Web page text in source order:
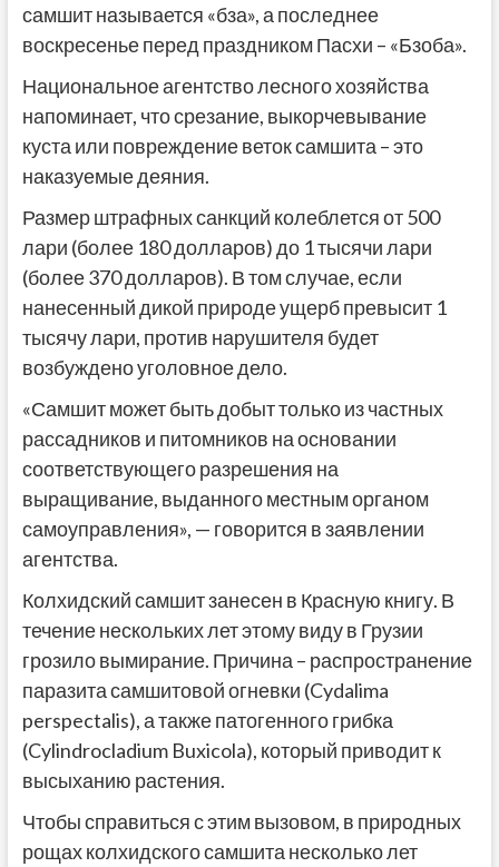
самшит называется «бза», а последнее
воскресенье перед праздником Пасхи – «Бзоба».
Национальное агентство лесного хозяйства
напоминает, что срезание, выкорчевывание
куста или повреждение веток самшита – это
наказуемые деяния.
Размер штрафных санкций колеблется от 500
лари (более 180 долларов) до 1 тысячи лари
(более 370 долларов). В том случае, если
нанесенный дикой природе ущерб превысит 1
тысячу лари, против нарушителя будет
возбуждено уголовное дело.
«Самшит может быть добыт только из частных
рассадников и питомников на основании
соответствующего разрешения на
выращивание, выданного местным органом
самоуправления», — говорится в заявлении
агентства.
Колхидский самшит занесен в Красную книгу. В
течение нескольких лет этому виду в Грузии
грозило вымирание. Причина – распространение
паразита самшитовой огневки (Cydalima
perspectalis), а также патогенного грибка
(Cylindrocladium Buxicola), который приводит к
высыханию растения.
Чтобы справиться с этим вызовом, в природных
рощах колхидского самшита несколько лет